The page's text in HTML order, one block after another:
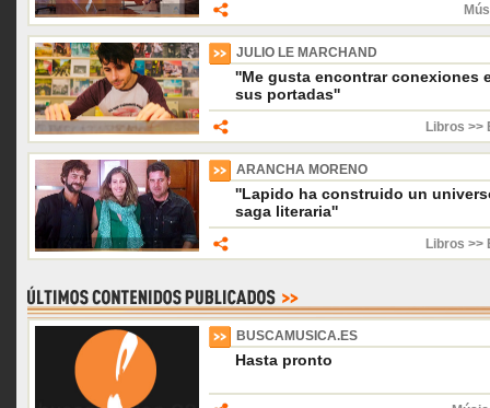
JULIO LE MARCHAND
''Me gusta encontrar conexiones
sus portadas''
Libros >>
ARANCHA MORENO
''Lapido ha construido un
saga literaria''
Libros >>
BUSCAMUSICA.ES
Hasta pronto